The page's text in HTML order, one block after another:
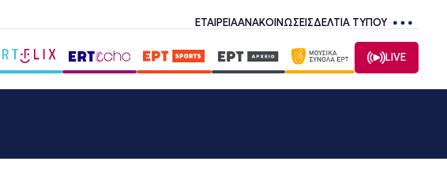
ΕΤΑΙΡΕΙΑΑΝΑΚΟΙΝΩΣΕΙΣΔΕΛΤΙΑ ΤΥΠΟΥ
LIVE